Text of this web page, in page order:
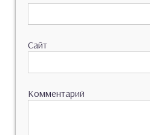
Сайт
Комментарий